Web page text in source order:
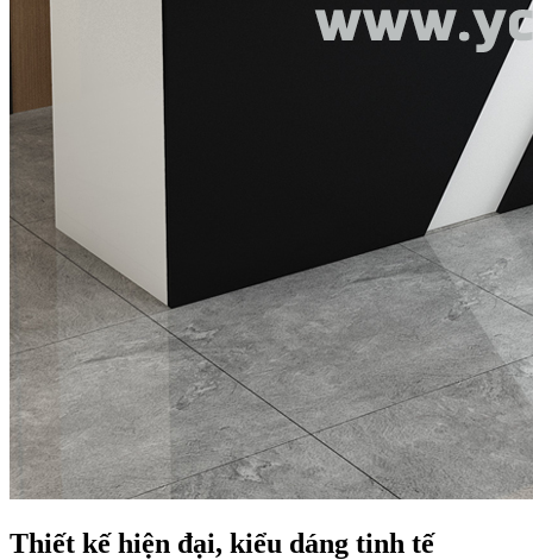
Thiết kế hiện đại, kiểu dáng tinh tế